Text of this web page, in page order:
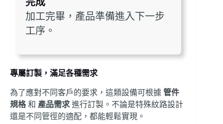
加工完畢，產品準備進入下一步
工序。
專屬訂製，滿足各種需求
為了應對不同客戶的要求，這類設備可根據 管件
規格和 產品需求 進行訂製。不論是特殊紋路設計
還是不同管徑的適配，都能輕鬆實現。